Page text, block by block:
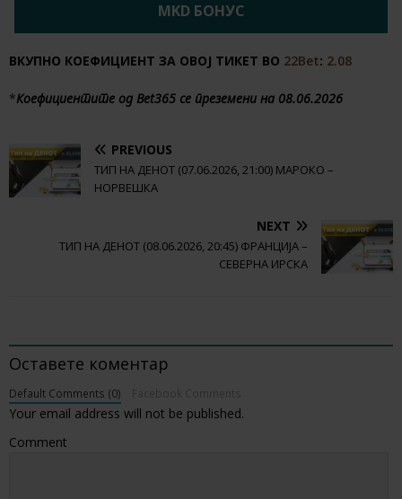
MKD БОНУС
ВКУПНО КОЕФИЦИЕНТ ЗА ОВОЈ ТИКЕТ ВО 22Bet: 2.08
*Коефициентите од Bet365 се преземени на 08.06.2026
PREVIOUS
ТИП НА ДЕНОТ (07.06.2026, 21:00) МАРОКО –
НОРВЕШКА
NEXT
ТИП НА ДЕНОТ (08.06.2026, 20:45) ФРАНЦИЈА –
СЕВЕРНА ИРСКА
Оставете коментар
Default Comments (0)
Your email address will not be published.
Comment